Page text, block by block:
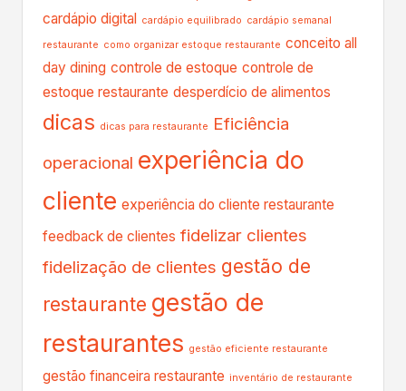
cardápio digital cardápio equilibrado cardápio semanal
restaurante como organizar estoque restaurante conceito all
day dining controle de estoque controle de
estoque restaurante desperdício de alimentos
dicas dicas para restaurante
Eficiência
operacional experiência do
cliente experiência do cliente restaurante
feedback de clientes fidelizar clientes
fidelização de clientes gestão de
restaurante gestão de
restaurantes gestão eficiente restaurante
gestão financeira restaurante inventário de restaurante